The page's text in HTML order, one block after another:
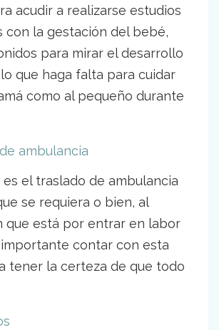
acudir a realizarse estudios
con la gestación del bebé,
para mirar el desarrollo
que haga falta para cuidar
como al pequeño durante
ambulancia
el traslado de ambulancia
se requiera o bien, al
que está por entrar en labor
contar con esta
tener la certeza de que todo